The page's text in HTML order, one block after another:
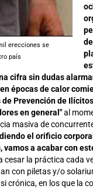
erecciones se
país
cifra sin dudas
épocas de calor
Prevención de
en general"al
masiva de
el orificio
a acabar con
cesar la práctica cada
con piletas y/o
crónica, en los que la